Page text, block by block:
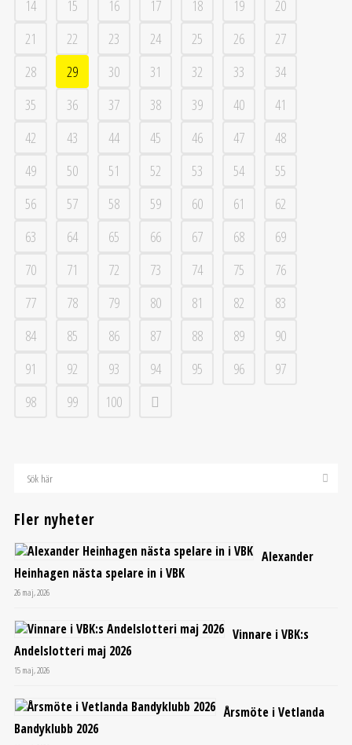
14
15 16 17 18 19
20
21
22 23 24 25 26
27
28
29 30 31 32 33
34
35
36 37 38 39 40
41
42
43 44 45 46 47
48
49
50 51 52 53 54
55
56
57 58 59 60 61
62
63
64 65 66 67 68
69
70
71 72 73 74 75
76
77
78 79 80 81 82
83
84
85 86 87 88 89
90
91
92 93 94 95 96
97
98
99 100
Fler nyheter
Alexander
Heinhagen nästa spelare in i VBK
26 maj, 2026
Vinnare i VBK:s
Andelslotteri maj 2026
15 maj, 2026
Årsmöte i Vetlanda
Bandyklubb 2026